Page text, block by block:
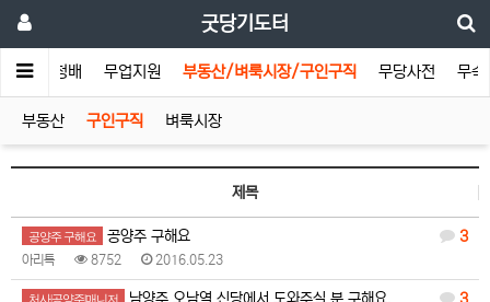
굿당기도터
터 청배 무업지원 부동산/벼룩시장/구인구직 무당사전 무속
부동산 구인구직 벼룩시장
제목
3
공양주 구해요 공양주 구해요
아리톡 8752 2016.05.23
처사|공양주|매니저